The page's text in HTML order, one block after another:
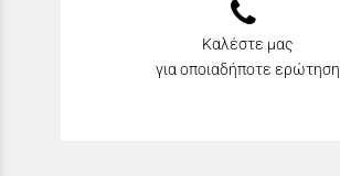
Καλέστε μας
για οποιαδήποτε ερώτηση